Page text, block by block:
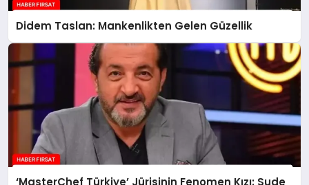
Didem Taslan: Mankenlikten Gelen Güzellik
‘MasterChef Türkiye’ Jürisinin Fenomen Kızı: Sude